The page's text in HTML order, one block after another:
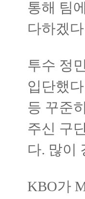
통해 팀
다하겠
투수 정
입단했
등 꾸준
주신 구
다. 많이
KBO가